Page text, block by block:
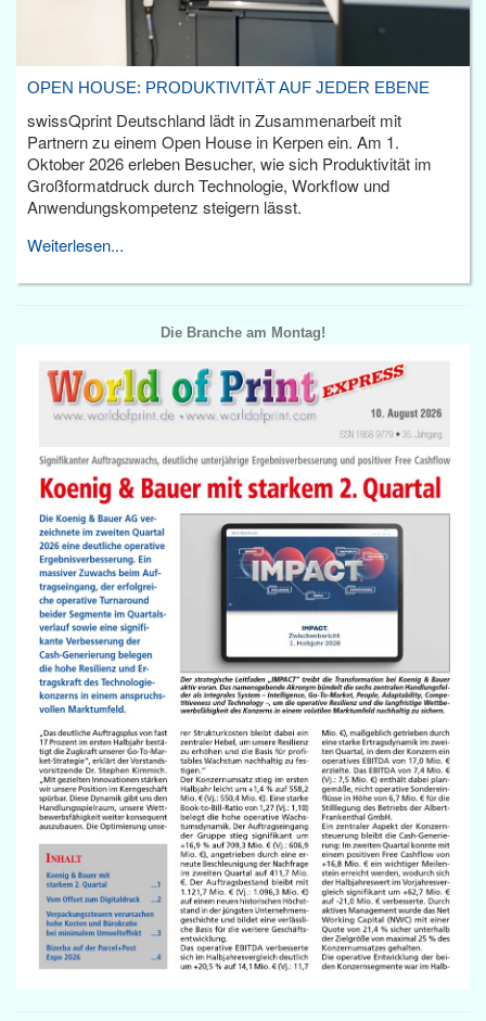
OPEN HOUSE: PRODUKTIVITÄT AUF JEDER EBENE
swissQprint Deutschland lädt in Zusammenarbeit mit
Partnern zu einem Open House in Kerpen ein. Am 1.
Oktober 2026 erleben Besucher, wie sich Produktivität im
Großformatdruck durch Technologie, Workflow und
Anwendungskompetenz steigern lässt.
Weiterlesen...
Die Branche am Montag!